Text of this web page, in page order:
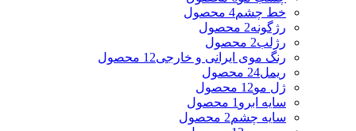
خط چشم4 محصول
رژگونه2 محصول
رژلب2 محصول
رنگ موی ایرانی و خارجی12 محصول
ریمل24 محصول
ژل مو12 محصول
سایه ابرو 1 محصول
سایه چشم2 محصول